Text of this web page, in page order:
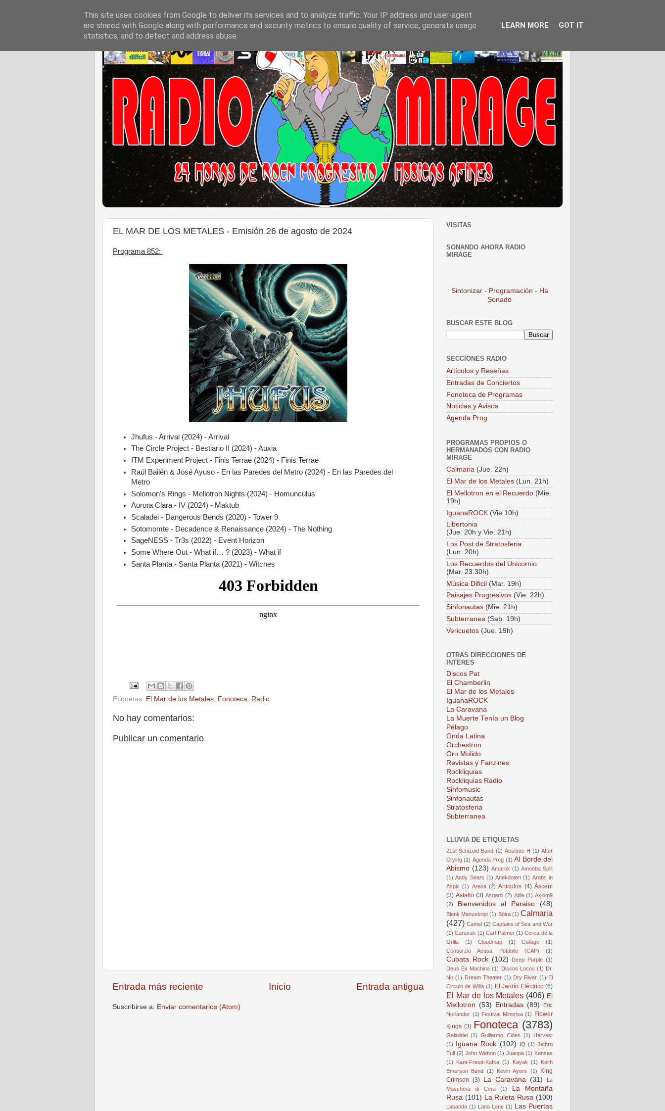
EL MAR DE LOS METALES - Emisión 26 de agosto de 2024
Programa 852:
Jhufus - Arrival (2024) - Arrival
The Circle Project - Bestiario II (2024) - Auxia
ITM Experiment Project - Finis Terrae (2024) - Finis Terrae
Raúl Bailén & José Ayuso - En las Paredes del Metro (2024) - En las Paredes del
Metro
Solomon's Rings - Mellotron Nights (2024) - Homunculus
Aurora Clara - IV (2024) - Maktub
Scaladei - Dangerous Bends (2020) - Tower 9
Sotomomte - Decadence & Renaissance (2024) - The Nothing
SageNESS - Tr3s (2022) - Event Horizon
Some Where Out - What if… ? (2023) - What if
Santa Planta - Santa Planta (2021) - Witches
Etiquetas: El Mar de los Metales Fonoteca Radio
No hay comentarios:
Publicar un comentario
Entrada más reciente Entrada antigua
Inicio
Suscribirse a: Enviar comentarios (Atom)
VISITAS
SONANDO AHORA RADIO
MIRAGE
Sintonizar - Programación - Ha
Sonado
BUSCAR ESTE BLOG
SECCIONES RADIO
Artículos y Reseñas
Entradas de Conciertos
Fonoteca de Programas
Noticias y Avisos
Agenda Prog
PROGRAMAS PROPIOS O
HERMANADOS CON RADIO
MIRAGE
Calmaria (Jue. 22h)
El Mar de los Metales (Lun. 21h)
El Mellotron en el Recuerdo (Mie.
19h)
IguanaROCK (Vie 10h)
Libertonia
(Jue. 20h y Vie. 21h)
Los Post de Stratosferia
(Lun. 20h)
Los Recuerdos del Unicornio
(Mar. 23:30h)
Música Dificil (Mar. 19h)
Paisajes Progresivos (Vie. 22h)
Sinfonautas (Mie. 21h)
Subterranea (Sab. 19h)
Vericuetos (Jue. 19h)
OTRAS DIRECCIONES DE
INTERES
Discos Pat
El Chamberlin
El Mar de los Metales
IguanaROCK
La Caravana
La Muerte Tenía un Blog
Pélago
Onda Latina
Orchestron
Oro Molido
Revistas y Fanzines
Rockliquias
Rockliquias Radio
Sinfomusic
Sinfonautas
Stratosferia
Subterranea
LLUVIA DE ETIQUETAS
21st Schizoid Band (2) Absente-H (1) After
Crying (1) Agenda Prog (1) Al Borde del
Abismo (123) Amarok (1) Amoeba Split
(1) Andy Sears (1) Anekdoten (1) Arabs in
Aspic (1) Arena (2) Articulos (4) Âscent
(3) Asfalto (3) Asgard (2) Atila (1) Axiom9
(2)
Bienvenidos al Paraiso (48)
Blank Manuskript (1) Böira (1) Calmaria
(427) Camel (2) Captains of Sea and War
(1) Caravan (1) Carl Palmer (1) Cerca de la
Orilla
(1) Cloudmap (1) Collage
(1)
Consorzio Acqua Potabile (CAP)
(1)
Cubata Rock (102) Deep Purple (1)
Deus Ex Machina (1) Discos Locos (1) Dr.
No (1) Dream Theater (1) Dry River (1) El
Circulo de Willis (1) El Jardín Eléctrico (6)
El Mar de los Metales (406) El
Mellotron (53) Entradas (89)
Eric
Norlander (1) Festival Minorisa (1)
Flower
Kings (3) Fonoteca (3783)
Galadriel (1) Guillermo Cides (1)
Harvest
(1)
Iguana Rock (102) IQ (1) Jethro
Tull (2) John Wetton (1) Juanpa (1) Kansas
(1)
Kant-Freud-Kafka (1) Kayak (1)
Keith
Emerson Band (1) Kevin Ayers (1)
King
Crimson (3) La Caravana (31)
La
Maschera di Cera
(1)
La Montaña
Rusa (101) La Ruleta Rusa (100)
Labanda (1) Lana Lane (1) Las Puertas
This site uses cookies from Google to deliver its services and to analyze traffic. Your IP address and user-agent
are shared with Google along with performance and security metrics to ensure quality of service, generate usage
statistics, and to detect and address abuse.
LEARN MORE GOT IT